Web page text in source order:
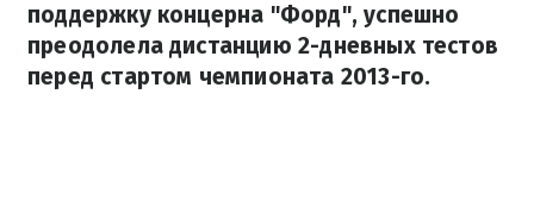
поддержку концерна "Форд", успешно
преодолела дистанцию ​​2-дневных тестов
перед стартом чемпионата 2013-го.